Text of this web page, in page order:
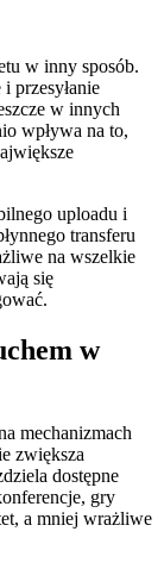
w inny sposób.
przesyłanie
w innych
wpływa na to,
uploadu i
transferu
na wszelkie
się
w
mechanizmach
zwiększa
dostępne
gry
a mniej wrażliwe